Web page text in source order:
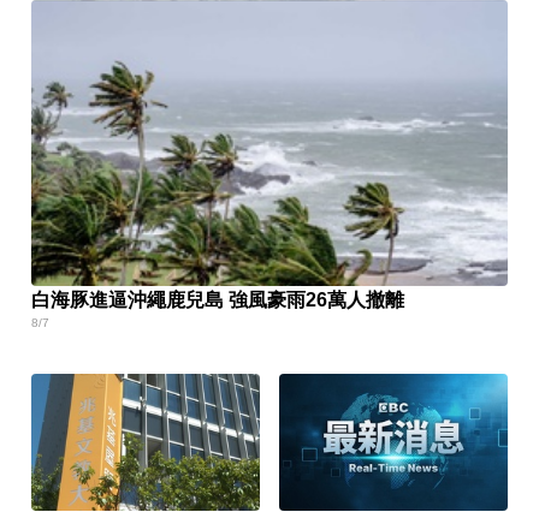
白海豚進逼沖繩鹿兒島 強風豪雨26萬人撤離
8/7